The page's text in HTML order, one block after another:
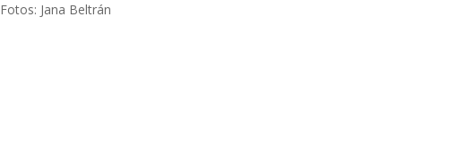
Fotos: Jana Beltrán